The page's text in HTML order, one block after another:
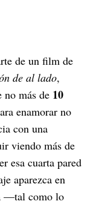
de un film de
de al lado,
no más de 10
enamorar no
con una
viendo más de
esa cuarta pared
aparezca en
—tal como lo